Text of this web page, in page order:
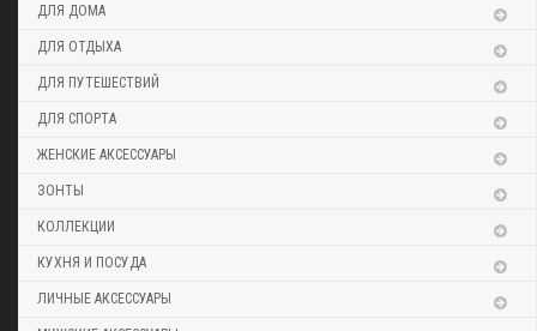
ДЛЯ ДОМА
ДЛЯ ОТДЫХА
ДЛЯ ПУТЕШЕСТВИЙ
ДЛЯ СПОРТА
ЖЕНСКИЕ АКСЕССУАРЫ
ЗОНТЫ
КОЛЛЕКЦИИ
КУХНЯ И ПОСУДА
ЛИЧНЫЕ АКСЕССУАРЫ